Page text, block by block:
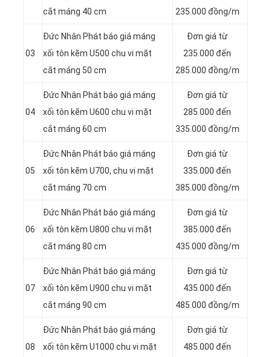
cắt máng 40 cm
235.000 đồng/m
03
Đức Nhân Phát báo giá máng
xối tôn kẽm U500 chu vi mặt
cắt máng 50 cm
Đơn giá từ
235.000 đến
285.000 đồng/m
04
Đức Nhân Phát báo giá máng
xối tôn kẽm U600 chu vi mặt
cắt máng 60 cm
Đơn giá từ
285.000 đến
335.000 đồng/m
05
Đức Nhân Phát báo giá máng
xối tôn kẽm U700, chu vi mặt
cắt máng 70 cm
Đơn giá từ
335.000 đến
385.000 đồng/m
06
Đức Nhân Phát báo giá máng
xối tôn kẽm U800 chu vi mặt
cắt máng 80 cm
Đơn giá từ
385.000 đến
435.000 đồng/m
07
Đức Nhân Phát báo giá máng
xối tôn kẽm U900 chu vi mặt
cắt máng 90 cm
Đơn giá từ
435.000 đến
485.000 đồng/m
08
Đức Nhân Phát báo giá máng
xối tôn kẽm U1000 chu vi mặt
Đơn giá từ
485.000 đến